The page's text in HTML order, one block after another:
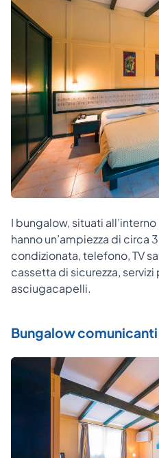
I bungalow, situati
hanno un’ampiezza di circa
condizionata, telefono, TV
cassetta di sicurezza,
asciugacapelli.
Bungalow comunicanti